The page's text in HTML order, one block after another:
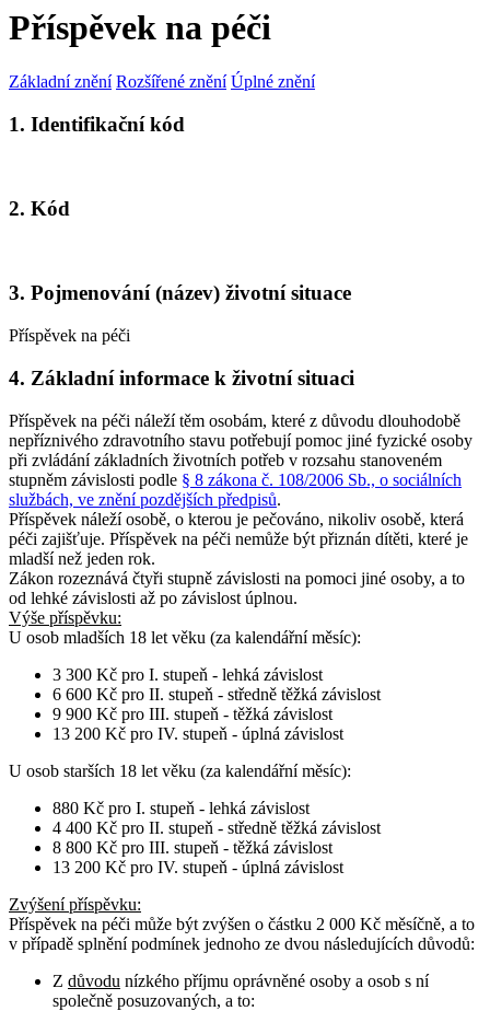
Příspěvek na péči
Základní znění Rozšířené znění Úplné znění
1. Identifikační kód
2. Kód
3. Pojmenování (název) životní situace
Příspěvek na péči
4. Základní informace k životní situaci
Příspěvek na péči náleží těm osobám, které z důvodu dlouhodobě
nepříznivého zdravotního stavu potřebují pomoc jiné fyzické osoby
při zvládání základních životních potřeb v rozsahu stanoveném
stupněm závislosti podle § 8 zákona č. 108/2006 Sb., o sociálních
službách, ve znění pozdějších předpisů.
Příspěvek náleží osobě, o kterou je pečováno, nikoliv osobě, která
péči zajišťuje. Příspěvek na péči nemůže být přiznán dítěti, které je
mladší než jeden rok.
Zákon rozeznává čtyři stupně závislosti na pomoci jiné osoby, a to
od lehké závislosti až po závislost úplnou.
Výše příspěvku:
U osob mladších 18 let věku (za kalendářní měsíc):
3 300 Kč pro I. stupeň - lehká závislost
6 600 Kč pro II. stupeň - středně těžká závislost
9 900 Kč pro III. stupeň - těžká závislost
13 200 Kč pro IV. stupeň - úplná závislost
U osob starších 18 let věku (za kalendářní měsíc):
880 Kč pro I. stupeň - lehká závislost
4 400 Kč pro II. stupeň - středně těžká závislost
8 800 Kč pro III. stupeň - těžká závislost
13 200 Kč pro IV. stupeň - úplná závislost
Zvýšení příspěvku:
Příspěvek na péči může být zvýšen o částku 2 000 Kč měsíčně, a to
v případě splnění podmínek jednoho ze dvou následujících důvodů:
Z důvodu nízkého příjmu oprávněné osoby a osob s ní
společně posuzovaných, a to: